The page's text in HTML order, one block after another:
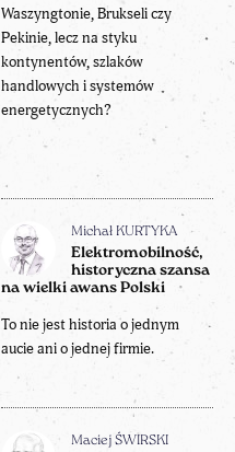
Waszyngtonie, Brukseli czy
Pekinie, lecz na styku
kontynentów, szlaków
handlowych i systemów
energetycznych?
Michał KURTYKA
Elektromobilność,
historyczna szansa
na wielki awans Polski
To nie jest historia o jednym
aucie ani o jednej firmie.
Maciej ŚWIRSKI